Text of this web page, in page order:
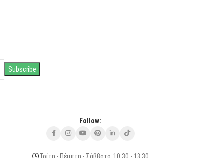
Follow:
Τρίτη - Πέμπτη - Σάββατο: 10:30 - 13:30